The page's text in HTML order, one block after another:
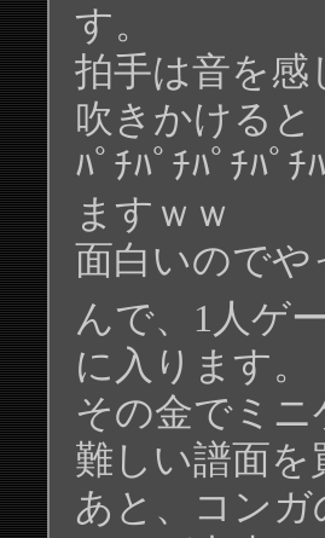
す。
拍手は音を感
吹きかけると
ﾊﾟﾁﾊﾟﾁﾊﾟﾁﾊﾟ
ますｗｗ
面白いので
んで、1人ゲ
に入ります。
その金でミ
難しい譜面を
あと、コン